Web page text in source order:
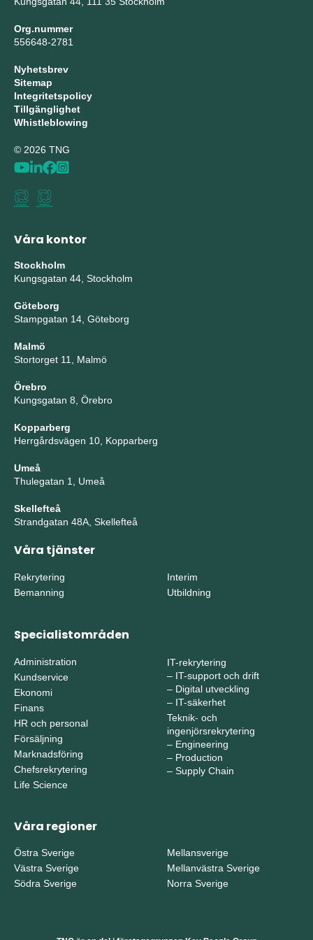
Org.nummer
556648-2781
Nyhetsbrev
Sitemap
Integritetspolicy
Tillgänglighet
Whistleblowing
© 2026 TNG
Våra kontor
Stockholm
Kungsgatan 44, Stockholm
Göteborg
Stampgatan 14, Göteborg
Malmö
Stortorget 11, Malmö
Örebro
Kungsgatan 8, Örebro
Kopparberg
Herrgårdsvägen 10, Kopparberg
Umeå
Thulegatan 1, Umeå
Skellefteå
Strandgatan 48A, Skellefteå
Våra tjänster
Rekrytering
Bemanning
Interim
Utbildning
Specialistområden
Administration
Kundservice
Ekonomi
Finans
HR och personal
Försäljning
Marknadsföring
Chefsrekrytering
Life Science
IT-rekrytering
– IT-support och drift
– Digital utveckling
– IT-säkerhet
Teknik- och
ingenjörsrekrytering
– Engineering
– Production
– Supply Chain
Våra regioner
Östra Sverige
Västra Sverige
Södra Sverige
Mellansverige
Mellanvästra Sverige
Norra Sverige